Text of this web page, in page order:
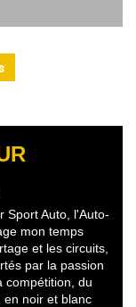
Sport Auto, l'Auto-
mon temps
et les circuits,
par la passion
compétition, du
en noir et blanc